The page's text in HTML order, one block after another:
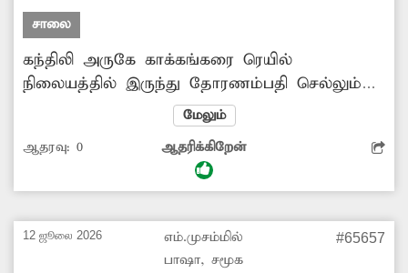
சாலை
கந்திலி அருகே காக்கங்கரை ரெயில்
நிலையத்தில் இருந்து தோரணம்பதி செல்லும்
சாலையில் ஆபத்தான வளைவுகள் உள்ளன.
அந்த வளைவுகளில் மரங்கள் அடர்ந்துள்ளதால்,
வாகனங்கள் வருவது சரியாக தெரிவதில்லை.
இதனால் அடிக்கடி விபத்துகள் நடக்கின்றன.
வேகத்தடை அமைக்க அதிகாரிகள் நடவடிக்கை
எடுக்க வேண்டும். -மூர்த்தி, செவ்வாத்தூர்.
மேலும்
ஆதரவு: 0 ஆதரிக்கிறேன்
12 ஜூலை 2026
எம்.முசம்மில்
பாஷா, சமூக
#65657